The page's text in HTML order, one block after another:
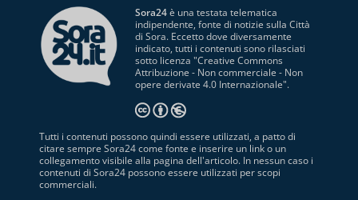
Sora24è una testata telematica
indipendente, fonte di notizie sulla Città
di Sora. Eccetto dove diversamente
indicato, tutti i contenuti sono rilasciati
sotto licenza "Creative Commons
Attribuzione - Non commerciale - Non
opere derivate 4.0 Internazionale".
Tutti i contenuti possono quindi essere utilizzati, a patto di
citare sempre Sora24 come fonte e inserire un link o un
collegamento visibile alla pagina dell'articolo. In nessun caso i
contenuti di Sora24 possono essere utilizzati per scopi
commerciali.